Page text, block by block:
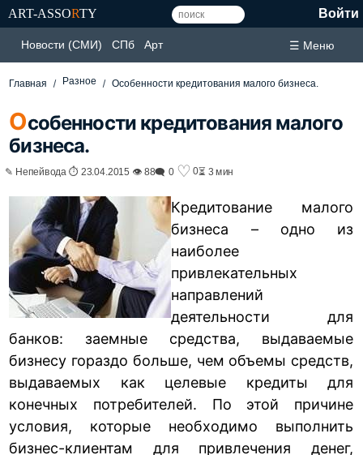
ART-ASSORTY Войти
Новости (СМИ) СПб Арт ☰ Меню
Главная Разное Особенности кредитования малого бизнеса.
Особенности кредитования малого
бизнеса.
✎ Непейвода ⏱ 23.04.2015 👁 88🗨 0 ♡ 0⏳ 3 мин
Кредитование малого
бизнеса – одно из
наиболее
привлекательных
направлений
деятельности для
банков: заемные средства, выдаваемые
бизнесу гораздо больше, чем объемы средств,
выдаваемых как целевые кредиты для
конечных потребителей. По этой причине
условия, которые необходимо выполнить
бизнес-клиентам для привлечения денег,